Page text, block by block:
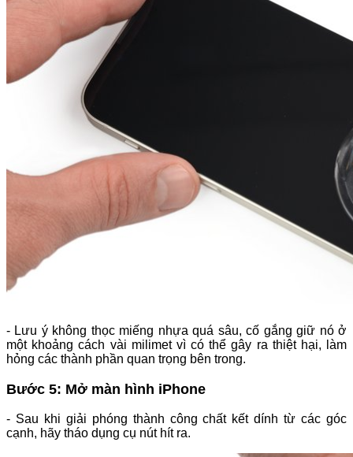
- Lưu ý không thọc miếng nhựa quá sâu, cố gắng giữ nó ở
một khoảng cách vài milimet vì có thể gây ra thiệt hại, làm
hỏng các thành phần quan trọng bên trong.
Bước 5: Mở màn hình iPhone
- Sau khi giải phóng thành công chất kết dính từ các góc
cạnh, hãy tháo dụng cụ nút hít ra.